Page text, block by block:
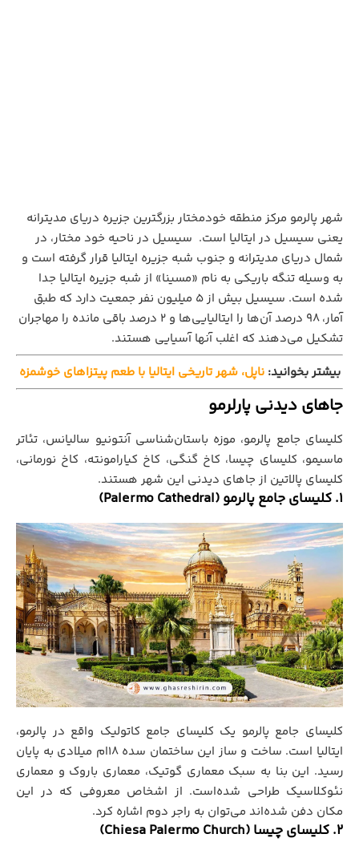
شهر پالرمو مرکز منطقه خودمختار بزرگترین جزیره دریای مدیترانه
یعنی سیسیل در ایتالیا است. سیسیل در ناحیه خود مختار، در
شمال دریای مدیترانه و جنوب شبه جزیره ایتالیا قرار گرفته است و
به وسیله تنگه باریکی به نام «مسینا» از شبه جزیره ایتالیا جدا
شده است. سیسیل بیش از ۵ میلیون نفر جمعیت دارد که طبق
آمار، ۹۸ درصد آن‌ها را ایتالیایی‌ها و ۲ درصد باقی مانده را مهاجران
تشکیل می‌دهند که اغلب آنها آسیایی هستند.
بیشتر بخوانید:ناپل، شهر تاریخی ایتالیا با طعم پیتزاهای خوشمزه
جاهای دیدنی پارلرمو
کلیسای جامع پالرمو، موزه باستان‌شناسی آنتونیو سالیانس، تئاتر
ماسیمو، کلیسای چیسا، کاخ گنگی، کاخ کیارامونته، کاخ نورمانی،
کلیسای پالاتین از جاهای دیدنی این شهر هستند.
1. کلیسای جامع پالرمو (Palermo Cathedral)
کلیسای جامع پالرمو یک کلیسای جامع کاتولیک واقع در پالرمو،
ایتالیا است. ساخت و ساز این ساختمان سده ۱۸ام میلادی به پایان
رسید. این بنا به سبک معماری گوتیک، معماری باروک و معماری
نئوکلاسیک طراحی شده‌است. از اشخاص معروفی که در این
مکان دفن شده‌اند می‌توان به راجر دوم اشاره کرد.
2. کلیسای چیسا (Chiesa Palermo Church)